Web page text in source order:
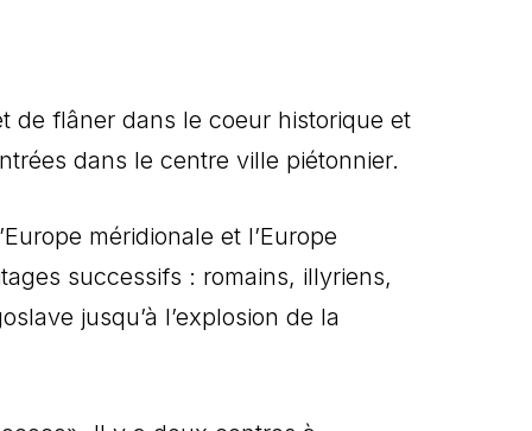
de flâner dans le coeur historique et
dans le centre ville piétonnier.
méridionale et l’Europe
successifs : romains, illyriens,
jusqu’à l’explosion de la